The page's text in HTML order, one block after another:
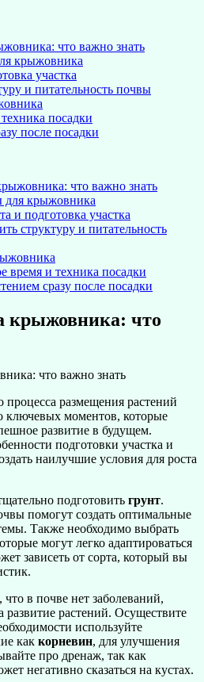
что важно знать
крыжовника
участка
и питательность почвы
посадки
после посадки
что важно знать
для крыжовника
и подготовка участка
структуру и питательность
время и техника посадки
сразу после посадки
крыжовника: что
размещения растений
ключевых моментов, которые
развитие в будущем.
подготовки участка и
наилучшие условия для роста
подготовить грунт.
помогут создать оптимальные
Также необходимо выбрать
могут легко адаптироваться
зависеть от сорта, который вы
в почве нет заболеваний,
развитие растений. Осуществите
используйте
как корневин, для улучшения
про дренаж, так как
негативно сказаться на кустах.